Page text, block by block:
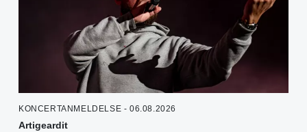
KONCERTANMELDELSE - 06.08.2026
Artigeardit